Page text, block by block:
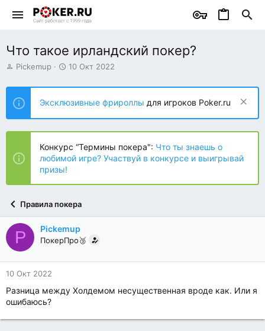
Что такое ирландский покер?
А
т
о
р
т
е
ы
Pickemup
Д
т
н
а
ч
л
а
10 Окт 2022
Эксклюзивные фрироллы для игроков Poker.ru
Конкурс “Термины покера": Что ты знаешь о
любимой игре? Участвуй в конкурсе и выигрывай
призы!
Правила покера
P Pickemup
ПокерПро🥉
10 Окт 2022
Разница между Холдемом несущественная вроде как. Или я
ошибаюсь?